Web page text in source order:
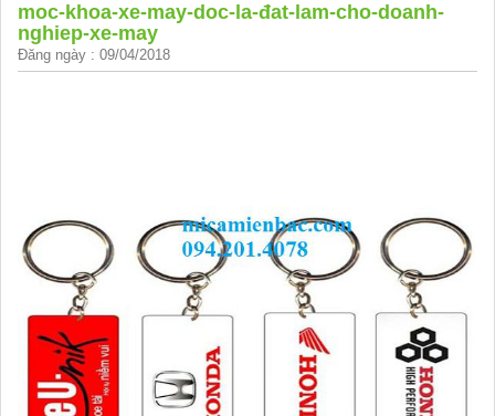
moc-khoa-xe-may-doc-la-đat-lam-cho-doanh-
nghiep-xe-may
Đăng ngày : 09/04/2018